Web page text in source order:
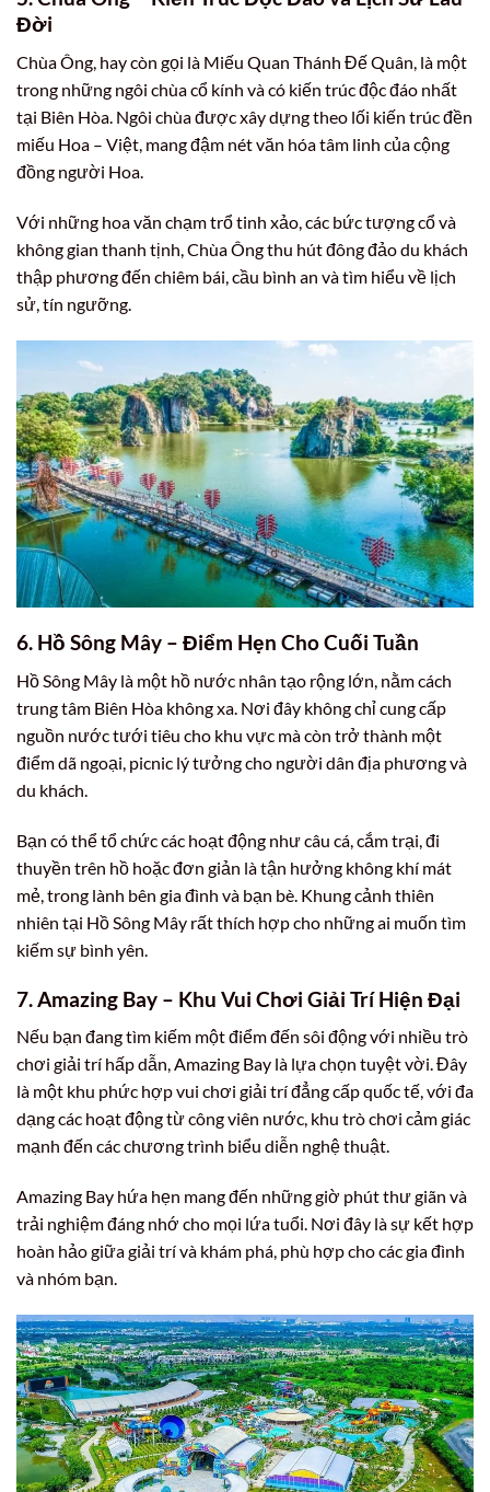
Đời
Chùa Ông, hay còn gọi là Miếu Quan Thánh Đế Quân, là một
trong những ngôi chùa cổ kính và có kiến trúc độc đáo nhất
tại Biên Hòa. Ngôi chùa được xây dựng theo lối kiến trúc đền
miếu Hoa – Việt, mang đậm nét văn hóa tâm linh của cộng
đồng người Hoa.
Với những hoa văn chạm trổ tinh xảo, các bức tượng cổ và
không gian thanh tịnh, Chùa Ông thu hút đông đảo du khách
thập phương đến chiêm bái, cầu bình an và tìm hiểu về lịch
sử, tín ngưỡng.
6. Hồ Sông Mây – Điểm Hẹn Cho Cuối Tuần
Hồ Sông Mây là một hồ nước nhân tạo rộng lớn, nằm cách
trung tâm Biên Hòa không xa. Nơi đây không chỉ cung cấp
nguồn nước tưới tiêu cho khu vực mà còn trở thành một
điểm dã ngoại, picnic lý tưởng cho người dân địa phương và
du khách.
Bạn có thể tổ chức các hoạt động như câu cá, cắm trại, đi
thuyền trên hồ hoặc đơn giản là tận hưởng không khí mát
mẻ, trong lành bên gia đình và bạn bè. Khung cảnh thiên
nhiên tại Hồ Sông Mây rất thích hợp cho những ai muốn tìm
kiếm sự bình yên.
7. Amazing Bay – Khu Vui Chơi Giải Trí Hiện Đại
Nếu bạn đang tìm kiếm một điểm đến sôi động với nhiều trò
chơi giải trí hấp dẫn, Amazing Bay là lựa chọn tuyệt vời. Đây
là một khu phức hợp vui chơi giải trí đẳng cấp quốc tế, với đa
dạng các hoạt động từ công viên nước, khu trò chơi cảm giác
mạnh đến các chương trình biểu diễn nghệ thuật.
Amazing Bay hứa hẹn mang đến những giờ phút thư giãn và
trải nghiệm đáng nhớ cho mọi lứa tuổi. Nơi đây là sự kết hợp
hoàn hảo giữa giải trí và khám phá, phù hợp cho các gia đình
và nhóm bạn.